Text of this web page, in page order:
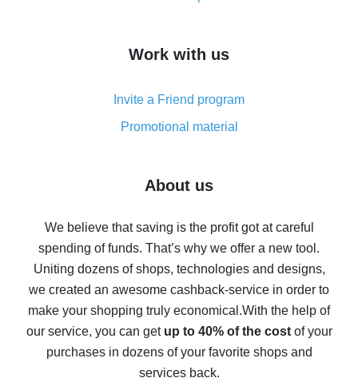
simple methods
8% cash back on AliExpress - saving real money is a
real thing
Five ways to get the most cash back on AliExpress
back
10% cash back on AliExpress - the impossible is
possible
The best cash back on AliExpress - how to find it
The best cash back service for AliExpress - let's
compare offers
Work with us
Invite a Friend program
Promotional material
About us
We believe that saving is the profit got at careful
spending of funds. That’s why we offer a new tool.
Uniting dozens of shops, technologies and designs,
we created an awesome cashback-service in order to
make your shopping truly economical.With the help of
our service, you can get up to 40% of the costof your
purchases in dozens of your favorite shops and
services back.